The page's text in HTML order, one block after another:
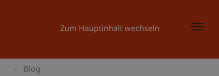
Zum Hauptinhalt wechseln
Blog